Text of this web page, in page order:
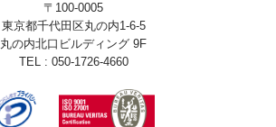
〒100-0005
東京都千代田区丸の内1-6-5
丸の内北口ビルディング 9F
TEL : 050-1726-4660